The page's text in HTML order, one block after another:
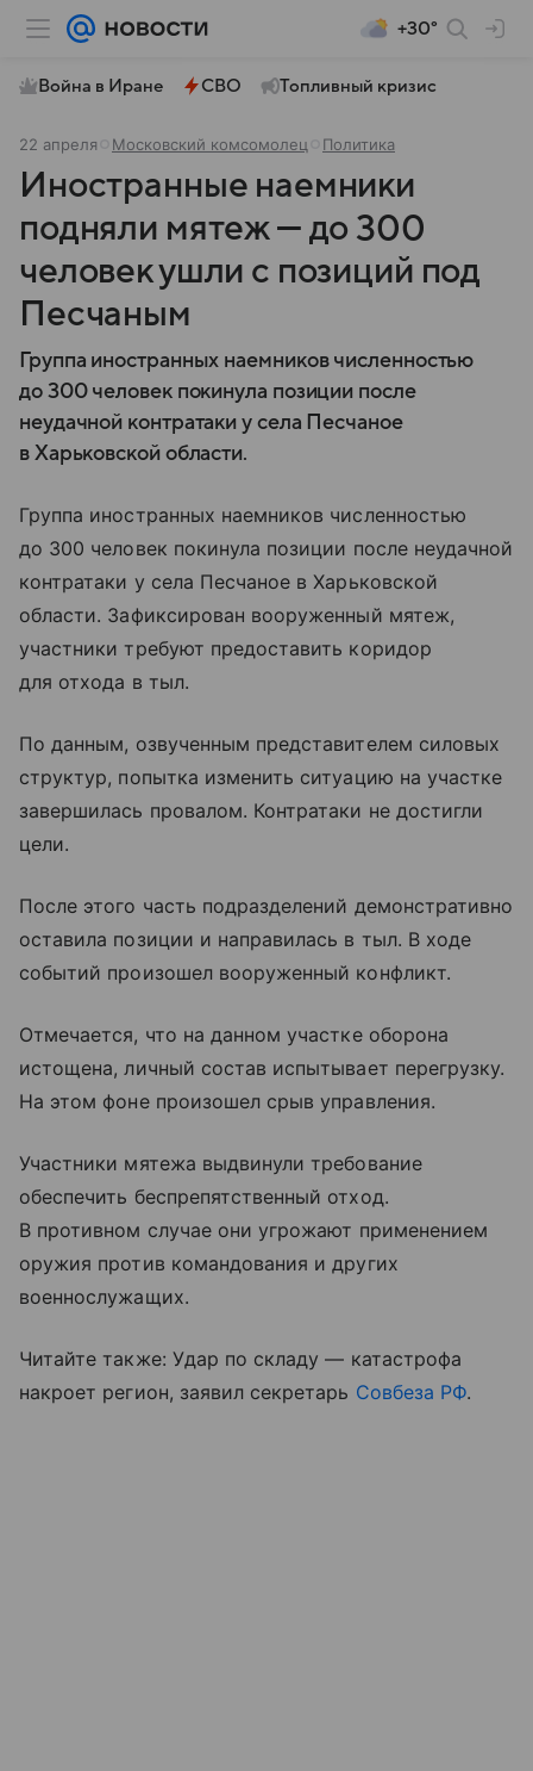
+30°
Война в Иране СВО Топливный кризис
22 апреля Московский комсомолец Политика
Иностранные наемники
подняли мятеж — до 300
человек ушли с позиций под
Песчаным
Группа иностранных наемников численностью
до 300 человек покинула позиции после
неудачной контратаки у села Песчаное
в Харьковской области.
Группа иностранных наемников численностью
до 300 человек покинула позиции после неудачной
контратаки у села Песчаное в Харьковской
области. Зафиксирован вооруженный мятеж,
участники требуют предоставить коридор
для отхода в тыл.
По данным, озвученным представителем силовых
структур, попытка изменить ситуацию на участке
завершилась провалом. Контратаки не достигли
цели.
После этого часть подразделений демонстративно
оставила позиции и направилась в тыл. В ходе
событий произошел вооруженный конфликт.
Отмечается, что на данном участке оборона
истощена, личный состав испытывает перегрузку.
На этом фоне произошел срыв управления.
Участники мятежа выдвинули требование
обеспечить беспрепятственный отход.
В противном случае они угрожают применением
оружия против командования и других
военнослужащих.
Читайте также: Удар по складу — катастрофа
накроет регион, заявил секретарь Совбеза РФ.